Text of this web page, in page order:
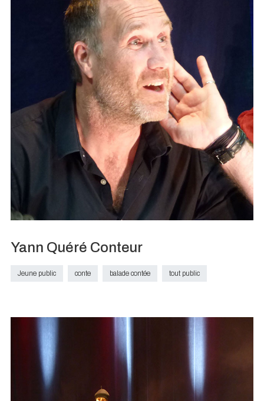
Yann Quéré Conteur
Jeune public conte balade contée tout public